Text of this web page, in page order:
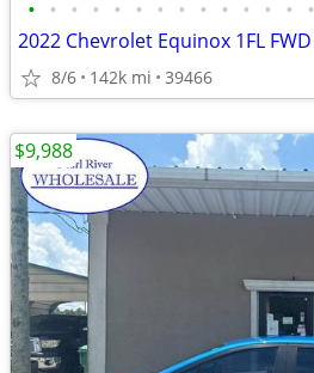
• • • • • • • • • • • • • •
2022 Chevrolet Equinox 1FL FWD
8/6 142k mi 39466
$9,988